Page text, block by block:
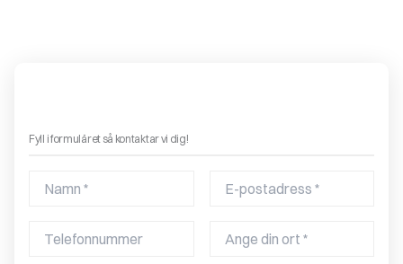
Fyll i formuläret så kontaktar vi dig!